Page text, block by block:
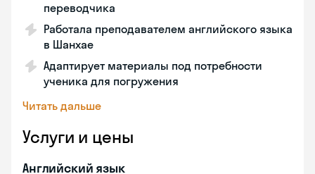
переводчика
Работала преподавателем английского языка
в Шанхае
Адаптирует материалы под потребности
ученика для погружения
Читать дальше
Услуги и цены
Английский язык